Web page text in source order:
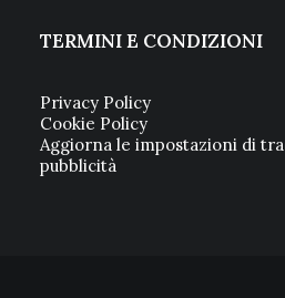
TERMINI E CONDIZIONI
Privacy Policy
Cookie Policy
Aggiorna le impostazioni di
pubblicità